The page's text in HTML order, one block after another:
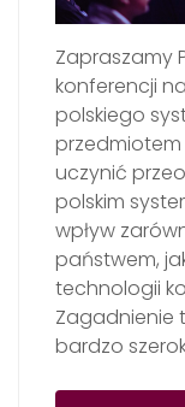
Zapraszamy
konferencji
polskiego
przedmiotem
uczynić
polskim
wpływ
państwem,
technologii
Zagadnienie
bardzo